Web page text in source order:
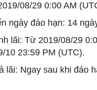
08/29 0:00 AM
ngày đáo hạn: 14
lãi: Từ 2019/08/29
10 23:59 PM (UTC).
lãi: Ngay sau khi đáo